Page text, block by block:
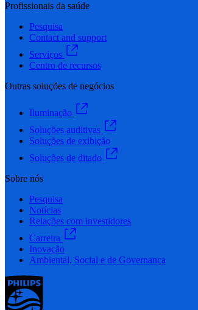
Profissionais da saúde
Pesquisa
Contact and support
Serviços
Centro de recursos
Outras soluções de negócios
Iluminação
Soluções auditivas
Soluções de exibição
Soluções de ditado
Sobre nós
Pesquisa
Notícias
Relações com investidores
Carreira
Inovação
Ambiental, Social e de Governança